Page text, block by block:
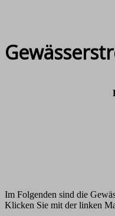
Im Folgenden sind die
Klicken Sie mit der linken